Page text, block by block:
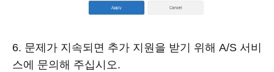
6. 문제가 지속되면 추가 지원을 받기 위해 A/S 서비
스에 문의해 주십시오.